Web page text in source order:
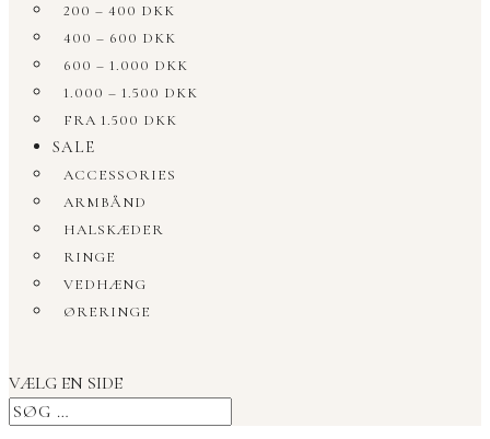
200 – 400 DKK
400 – 600 DKK
600 – 1.000 DKK
1.000 – 1.500 DKK
FRA 1.500 DKK
SALE
ACCESSORIES
ARMBÅND
HALSKÆDER
RINGE
VEDHÆNG
ØRERINGE
VÆLG EN SIDE